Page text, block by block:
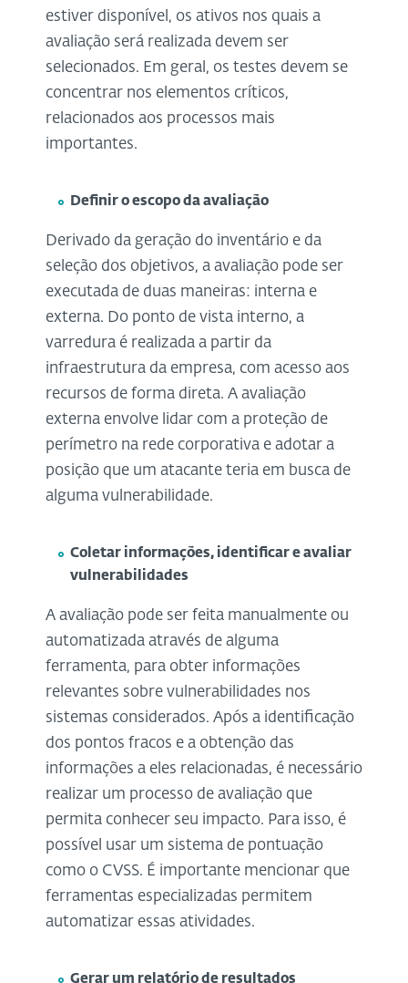
estiver disponível, os ativos nos quais a
avaliação será realizada devem ser
selecionados. Em geral, os testes devem se
concentrar nos elementos críticos,
relacionados aos processos mais
importantes.
Definir o escopo da avaliação
Derivado da geração do inventário e da
seleção dos objetivos, a avaliação pode ser
executada de duas maneiras: interna e
externa. Do ponto de vista interno, a
varredura é realizada a partir da
infraestrutura da empresa, com acesso aos
recursos de forma direta. A avaliação
externa envolve lidar com a proteção de
perímetro na rede corporativa e adotar a
posição que um atacante teria em busca de
alguma vulnerabilidade.
Coletar informações, identificar e avaliar
vulnerabilidades
A avaliação pode ser feita manualmente ou
automatizada através de alguma
ferramenta, para obter informações
relevantes sobre vulnerabilidades nos
sistemas considerados. Após a identificação
dos pontos fracos e a obtenção das
informações a eles relacionadas, é necessário
realizar um processo de avaliação que
permita conhecer seu impacto. Para isso, é
possível usar um sistema de pontuação
como o CVSS. É importante mencionar que
ferramentas especializadas permitem
automatizar essas atividades.
Gerar um relatório de resultados